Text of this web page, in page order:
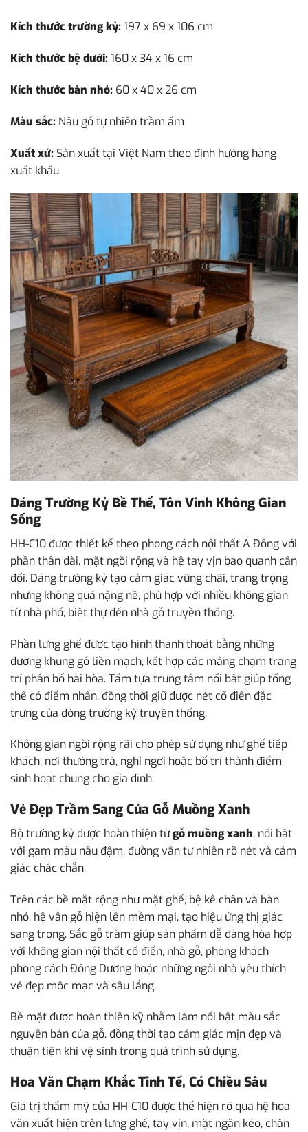
Kích thước trường kỷ:197 x 69 x 106 cm
Kích thước bệ dưới:160 x 34 x 16 cm
Kích thước bàn nhỏ: 60 x 40 x 26 cm
Màu sắc: Nâu gỗ tự nhiên trầm ấm
Xuất xứ: Sản xuất tại Việt Nam theo định hướng hàng
xuất khẩu
Dáng Trường Kỷ Bề Thế, Tôn Vinh Không Gian
Sống
HH-C10 được thiết kế theo phong cách nội thất Á Đông với
phần thân dài, mặt ngồi rộng và hệ tay vịn bao quanh cân
đối. Dáng trường kỷ tạo cảm giác vững chãi, trang trọng
nhưng không quá nặng nề, phù hợp với nhiều không gian
từ nhà phố, biệt thự đến nhà gỗ truyền thống.
Phần lưng ghế được tạo hình thanh thoát bằng những
đường khung gỗ liền mạch, kết hợp các mảng chạm trang
trí phân bố hài hòa. Tấm tựa trung tâm nổi bật giúp tổng
thể có điểm nhấn, đồng thời giữ được nét cổ điển đặc
trưng của dòng trường kỷ truyền thống.
Không gian ngồi rộng rãi cho phép sử dụng như ghế tiếp
khách, nơi thưởng trà, nghỉ ngơi hoặc bố trí thành điểm
sinh hoạt chung cho gia đình.
Vẻ Đẹp Trầm Sang Của Gỗ Muồng Xanh
Bộ trường kỷ được hoàn thiện từgỗ muồng xanh, nổi bật
với gam màu nâu đậm, đường vân tự nhiên rõ nét và cảm
giác chắc chắn.
Trên các bề mặt rộng như mặt ghế, bệ kê chân và bàn
nhỏ, hệ vân gỗ hiện lên mềm mại, tạo hiệu ứng thị giác
sang trọng. Sắc gỗ trầm giúp sản phẩm dễ dàng hòa hợp
với không gian nội thất cổ điển, nhà gỗ, phòng khách
phong cách Đông Dương hoặc những ngôi nhà yêu thích
vẻ đẹp mộc mạc và sâu lắng.
Bề mặt được hoàn thiện kỹ nhằm làm nổi bật màu sắc
nguyên bản của gỗ, đồng thời tạo cảm giác mịn đẹp và
thuận tiện khi vệ sinh trong quá trình sử dụng.
Hoa Văn Chạm Khắc Tinh Tế, Có Chiều Sâu
Giá trị thẩm mỹ của HH-C10 được thể hiện rõ qua hệ hoa
văn xuất hiện trên lưng ghế, tay vịn, mặt ngăn kéo, chân